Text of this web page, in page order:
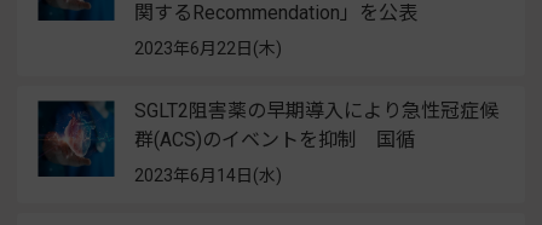
関するRecommendation」を公表
2023年6月22日(木)
SGLT2阻害薬の早期導入により急性冠症候
群(ACS)のイベントを抑制 国循
2023年6月14日(水)